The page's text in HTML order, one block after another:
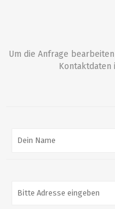
Um die Anfrage
Kontaktdaten